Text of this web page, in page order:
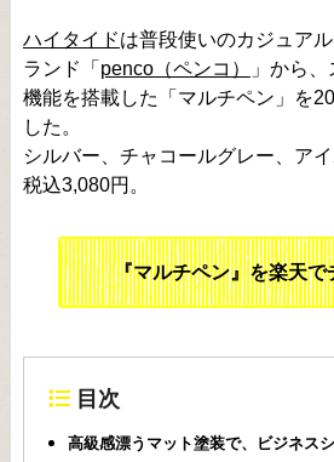
ハイタイドは普段使いのカジュア
ランド「 penco（ペンコ）
」から
機能を搭載した「マルチペン」を
した。
シルバー、チャコールグレー、ア
税込3,080円。
『マルチペン』を楽天で
目次
高級感漂うマット塗装で、ビジネス